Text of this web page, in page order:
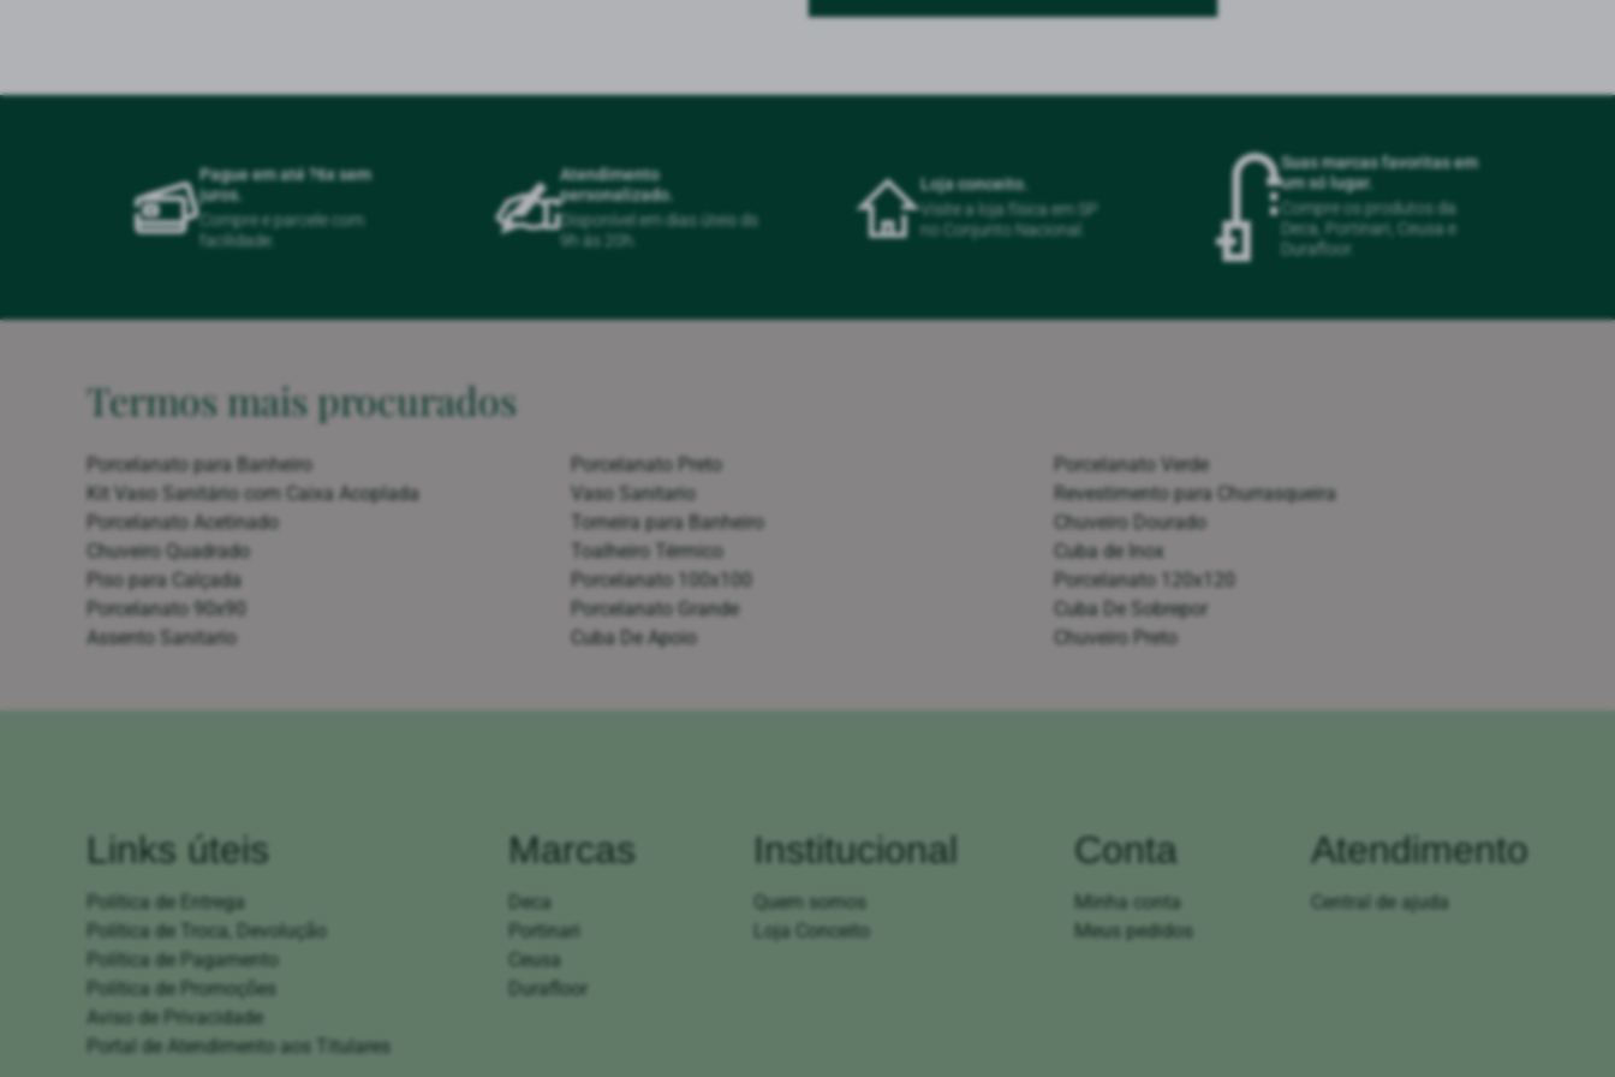
Pague em até ?6x sem
juros.
Compre e parcele com
facilidade.
Atendimento
personalizado.
Disponível em dias úteis ds
9h ás 20h.
Loja conceito.
Visite a loja física em SP
no Conjunto Nacional.
Suas marcas favoritas em
um só lugar.
Compre os produtos da
Deca, Portinari, Ceusa e
Durafloor.
Termos mais procurados
Porcelanato para Banheiro Porcelanato Preto
Porcelanato Verde
Kit Vaso Sanitário com Caixa Acoplada
Vaso Sanitario
Revestimento para Churrasqueira
Porcelanato Acetinado
Torneira para Banheiro
Chuveiro Dourado
Chuveiro Quadrado
Toalheiro Térmico
Cuba de Inox
Piso para Calçada
Porcelanato 100x100
Porcelanato 120x120
Porcelanato 90x90
Porcelanato Grande
Cuba De Sobrepor
Assento Sanitario
Cuba De Apoio Chuveiro Preto
Links úteis
Política de Entrega
Política de Troca, Devolução
Política de Pagamento
Política de Promoções
Aviso de Privacidade
Portal de Atendimento aos Titulares
Marcas
Deca
Portinari
Ceusa
Durafloor
Institucional
Quem somos
Loja Conceito
Conta
Minha conta
Meus pedidos
Atendimento
Central de ajuda